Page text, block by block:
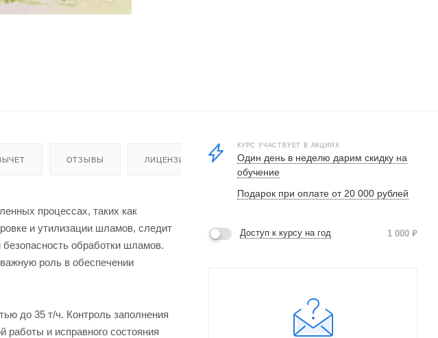
ОТЗЫВЫ ЛИЦЕНЗИЯ
процессах, таких как
и утилизации шламов, следит
обработки шламов.
роль в обеспечении
до 35 т/ч. Контроль заполнения
и исправного состояния
КУРС УЧАСТВУЕТ В АКЦИЯХ
Один день в неделю дарим скидку на
обучение
Подарок при оплате от 20 000 рублей
Доступ к курсу на год 1 000 ₽